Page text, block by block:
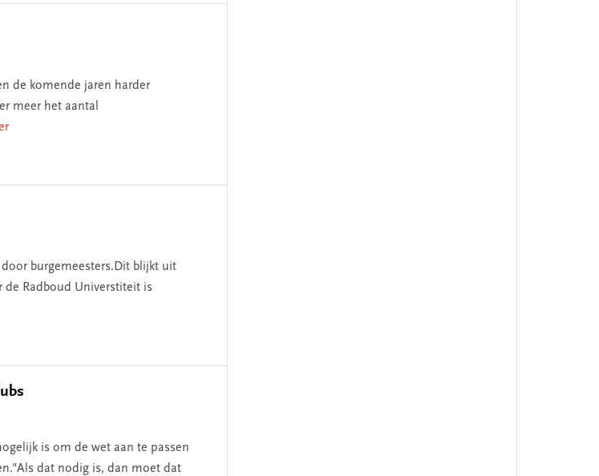
de komende jaren harder
meer het aantal
burgemeesters.Dit blijkt uit
Radboud Universtiteit is
is om de wet aan te passen
dat nodig is, dan moet dat